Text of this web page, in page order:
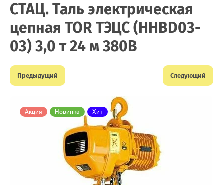
CТАЦ. Таль электрическая
цепная TOR ТЭЦС (HHBD03-
03) 3,0 т 24 м 380В
Предыдущий Следующий
Акция Новинка Хит